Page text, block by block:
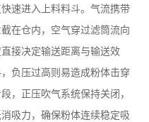
速进入上料料斗。气流携带
在仓内，空气穿过滤筒流向
接决定输送距离与输送效
负压过高则易造成粉体击穿
，正压吹气系统保持关闭，
吸力，确保粉体连续稳定吸